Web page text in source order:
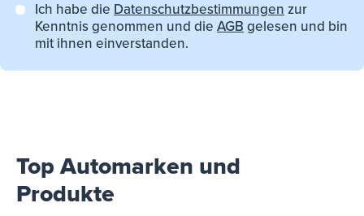
Ich habe die Datenschutzbestimmungen zur
Kenntnis genommen und die AGB gelesen und bin
mit ihnen einverstanden.
Top Automarken und
Produkte